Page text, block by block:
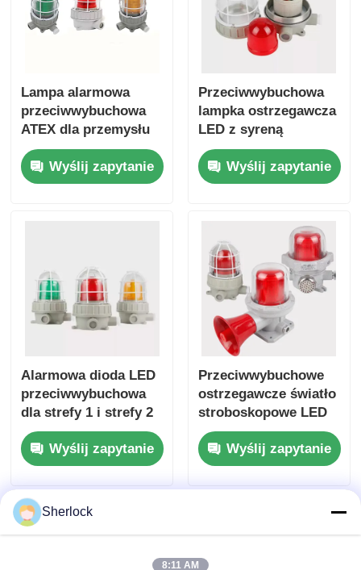
Lampa alarmowa
przeciwwybuchowa
ATEX dla przemysłu
naftowego i
gazowego, zakładów
chemicznych i
Wyślij zapytanie
Przeciwwybuchowa
lampka ostrzegawcza
LED z syreną
Wyślij zapytanie
Alarmowa dioda LED
przeciwwybuchowa
dla strefy 1 i strefy 2
Wyślij zapytanie
Przeciwwybuchowe
ostrzegawcze światło
stroboskopowe LED
dla bezpieczeństwa
zakładuWyślij zapytanie
Sherlock
8:11 AM